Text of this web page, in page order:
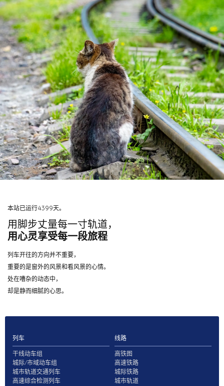
本站已运行4399天。
用脚步丈量每一寸轨道，
用心灵享受每一段旅程
列车开往的方向并不重要，
重要的是窗外的风景和看风景的心情。
处在嘈杂的动态中，
却是静而细腻的心思。
列车
干线动车组
城际/市域动车组
城市轨道交通列车
高速综合检测列车
线路
高铁图
高速铁路
城际铁路
城市轨道